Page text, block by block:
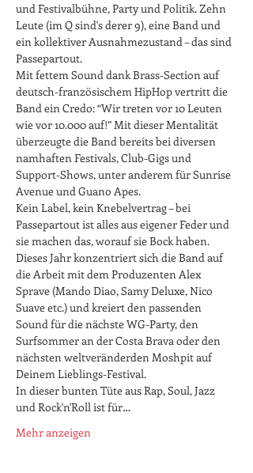
und Festivalbühne, Party und Politik. Zehn
Leute (im Q sind's derer 9), eine Band und
ein kollektiver Ausnahmezustand – das sind
Passepartout.
Mit fettem Sound dank Brass-Section auf
deutsch-französischem HipHop vertritt die
Band ein Credo: “Wir treten vor 10 Leuten
wie vor 10.000 auf!” Mit dieser Mentalität
überzeugte die Band bereits bei diversen
namhaften Festivals, Club-Gigs und
Support-Shows, unter anderem für Sunrise
Avenue und Guano Apes.
Kein Label, kein Knebelvertrag – bei
Passepartout ist alles aus eigener Feder und
sie machen das, worauf sie Bock haben.
Dieses Jahr konzentriert sich die Band auf
die Arbeit mit dem Produzenten Alex
Sprave (Mando Diao, Samy Deluxe, Nico
Suave etc.) und kreiert den passenden
Sound für die nächste WG-Party, den
Surfsommer an der Costa Brava oder den
nächsten weltveränderden Moshpit auf
Deinem Lieblings-Festival.
In dieser bunten Tüte aus Rap, Soul, Jazz
und Rock'n'Roll ist für…
Mehr anzeigen